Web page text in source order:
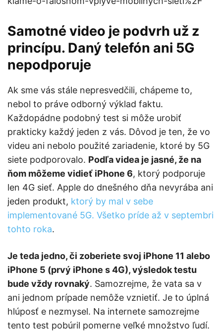
Samotné video je podvrh už z
princípu. Daný telefón ani 5G
nepodporuje
Ak sme vás stále nepresvedčili, chápeme to,
nebol to práve odborný výklad faktu.
Každopádne podobný test si môže urobiť
prakticky každý jeden z vás. Dôvod je ten, že vo
videu ani nebolo použité zariadenie, ktoré by 5G
siete podporovalo. Podľa videa je jasné, že na
ňom môžeme vidieť iPhone 6, ktorý podporuje
len 4G sieť. Apple do dnešného dňa nevyrába ani
jeden produkt, ktorý by mal v sebe
implementované 5G. Všetko príde až v septembri
tohto roka.
Je teda jedno, či zoberiete svoj iPhone 11 alebo
iPhone 5 (prvý iPhone s 4G), výsledok testu
bude vždy rovnaký. Samozrejme, že vata sa v
ani jednom prípade nemôže vznietiť. Je to úplná
hlúposť e nezmysel. Na internete samozrejme
tento test pobúril pomerne veľké množstvo ľudí.